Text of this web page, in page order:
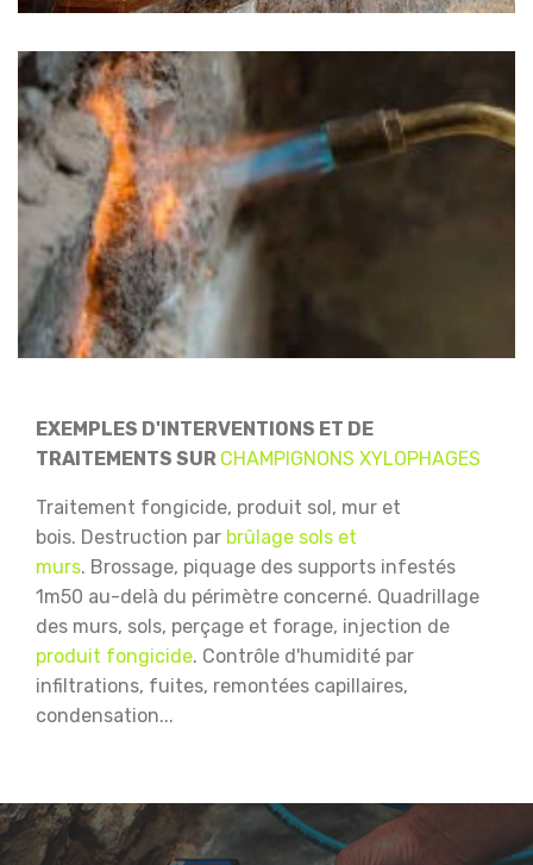
EXEMPLES D'INTERVENTIONS ET DE
TRAITEMENTS SUR CHAMPIGNONS XYLOPHAGES
Traitement fongicide, produit sol, mur et
bois. Destruction par brûlage sols et
murs. Brossage, piquage des supports infestés
1m50 au-delà du périmètre concerné. Quadrillage
des murs, sols, perçage et forage, injection de
produit fongicide. Contrôle d'humidité par
infiltrations, fuites, remontées capillaires,
condensation...